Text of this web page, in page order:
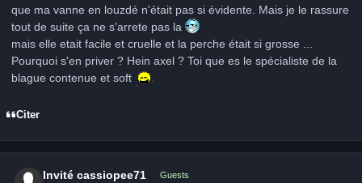
que ma vanne en louzdé n'était pas si évidente. Mais je le rassure
tout de suite ça ne s'arrete pas la
mais elle etait facile et cruelle et la perche était si grosse ...
Pourquoi s'en priver ? Hein axel ? Toi que es le spécialiste de la
blague contenue et soft
Citer
Invité cassiopee71 Guests